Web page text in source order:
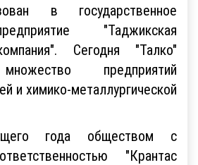
в государственное
"Таджикская
Сегодня "Талко"
предприятий
и химико-металлургической
года обществом с
"Крантас